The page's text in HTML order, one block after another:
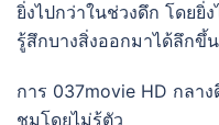
ยิ่งไปกว่าในช่วงดึก โดยยิ่
รู้สึกบางสิ่งออกมาได้ลึกขึ้
การ 037movie HD กลา
ชมโดยไม่รู้ตัว